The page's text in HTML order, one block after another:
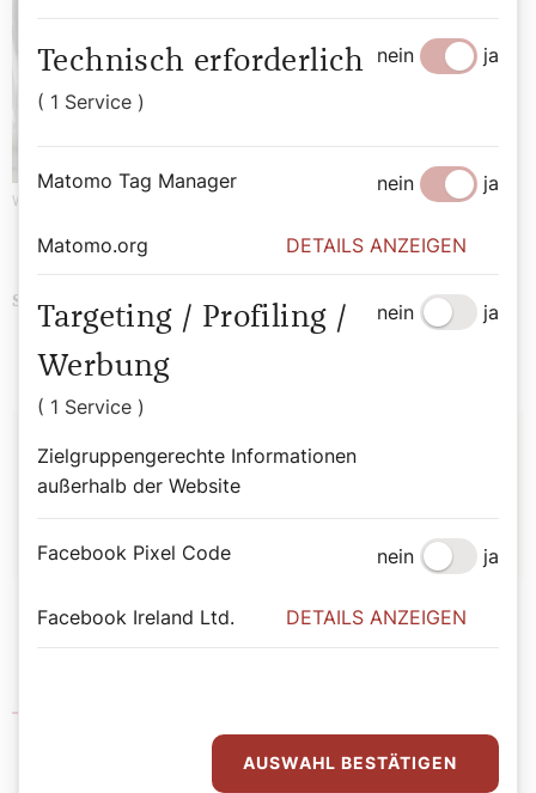
Werbung
Schlagwörter Advent Weihnachten
Redaktion
Technisch erforderlich
( 1 Service )
nein ja
Matomo Tag Manager nein ja
Matomo.org DETAILS ANZEIGEN
Targeting / Profiling /
Werbung
( 1 Service )
Zielgruppengerechte Informationen
außerhalb der Website
nein ja
Facebook Pixel Code nein ja
Facebook Ireland Ltd. DETAILS ANZEIGEN
AUSWAHL BESTÄTIGEN